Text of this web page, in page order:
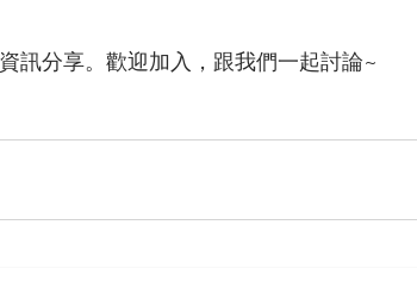
訊分享。歡迎加入，跟我們一起討論~